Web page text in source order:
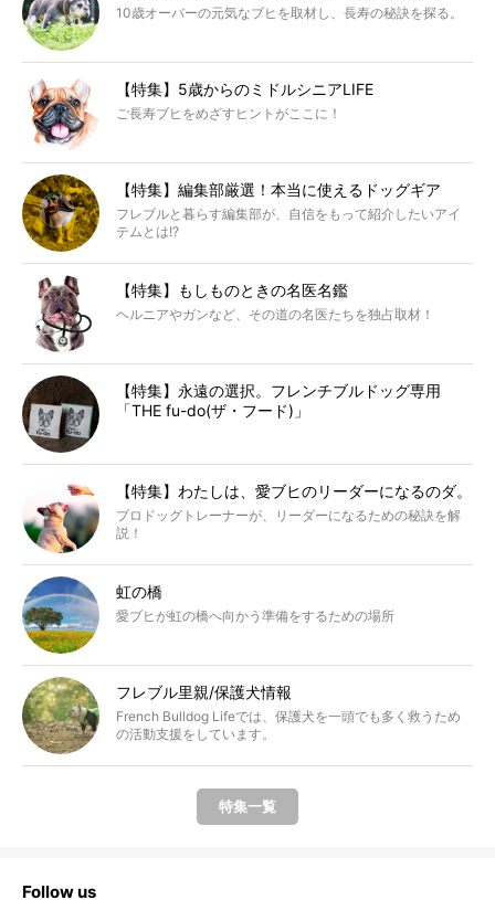
10歳オーバーの元気なブヒを取材し、長寿の秘訣を探る。
【特集】5歳からのミドルシニアLIFE
ご長寿ブヒをめざすヒントがここに！
【特集】編集部厳選！本当に使えるドッグギア
フレブルと暮らす編集部が、自信をもって紹介したいアイ
テムとは!?
【特集】もしものときの名医名鑑
ヘルニアやガンなど、その道の名医たちを独占取材！
【特集】永遠の選択。フレンチブルドッグ専用
「THE fu-do(ザ・フード)」
【特集】わたしは、愛ブヒのリーダーになるのダ。
プロドッグトレーナーが、リーダーになるための秘訣を解
説！
虹の橋
愛ブヒが虹の橋へ向かう準備をするための場所
フレブル里親/保護犬情報
French Bulldog Lifeでは、保護犬を一頭でも多く救うため
の活動支援をしています。
特集一覧
Follow us